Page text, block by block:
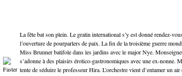
La fête bat son plein. Le gratin international s’y est donné rendez-
l’ouverture de pourparlers de paix. La fin de la troisième guerre
Miss Brunner batifole dans les jardins avec le major Nye.
s’adonne à des plaisirs érotico-gastronomiques avec une ex-nonne.
tente de séduire le professeur Hira. L’orchestre vient d’entamer un